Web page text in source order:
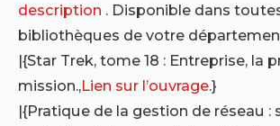
description . Disponible dans
bibliothèques de votre
|{Star Trek, tome 18 : Entreprise, la
mission.,Lien sur l’ouvrage.}
|{Pratique de la gestion de réseau :